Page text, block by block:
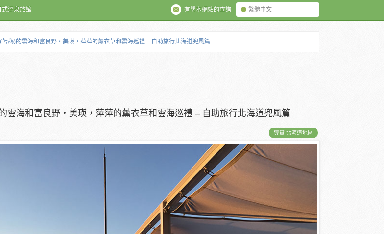
式溫泉旅館 繁體中文
有關本網站的查詢
苫鵡)的雲海和富良野・美瑛，萍萍的薰衣草和雲海巡禮 – 自助旅行北海道兜風篇
雲海和富良野・美瑛，萍萍的薰衣草和雲海巡禮 – 自助旅行北海道兜風篇
導賞 北海道地區